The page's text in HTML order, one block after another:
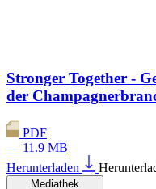
Stronger Together -
der
PDF
— 11.9 MB
Herunterladen
Mediathek